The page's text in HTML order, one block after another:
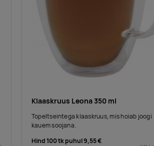
Klaaskruus Leona 350 ml
Topeltseintega klaaskruus, mis hoiab joogi
kauem soojana.
Hind 100 tk puhul9,55 €